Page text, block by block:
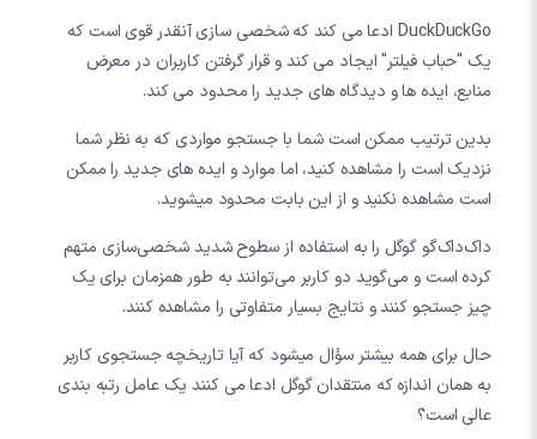
DuckDuckGo ادعا می کند که شخصی سازی آنقدر قوی است که
یک "حباب فیلتر" ایجاد می کند و قرار گرفتن کاربران در معرض
منابع، ایده ها و دیدگاه های جدید را محدود می کند.
بدین ترتیب ممکن است شما با جستجو مواردی که به نظر شما
نزدیک است را مشاهده کنید، اما موارد و ایده های جدید را ممکن
است مشاهده نکنید و از این بابت محدود میشوید.
داک‌داک‌گو گوگل را به استفاده از سطوح شدید شخصی‌سازی متهم
کرده است و می‌گوید دو کاربر می‌توانند به طور همزمان برای یک
چیز جستجو کنند و نتایج بسیار متفاوتی را مشاهده کنند.
حال برای همه بیشتر سؤال میشود که آیا تاریخچه جستجوی کاربر
به همان اندازه که منتقدان گوگل ادعا می کنند یک عامل رتبه بندی
عالی است؟